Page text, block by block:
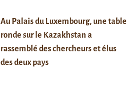
Au Palais du Luxembourg, une table
ronde sur le Kazakhstan a
rassemblé des chercheurs et élus
des deux pays